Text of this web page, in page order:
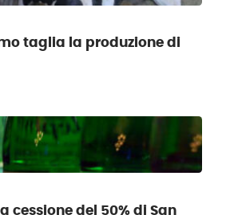
taglia la produzione di
cessione del 50% di San